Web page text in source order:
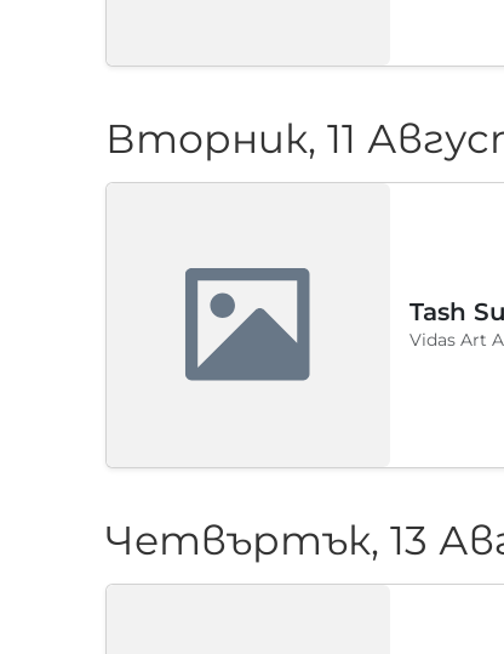
Вторник, 11
Tash
Vidas Art
Четвъртък, 13